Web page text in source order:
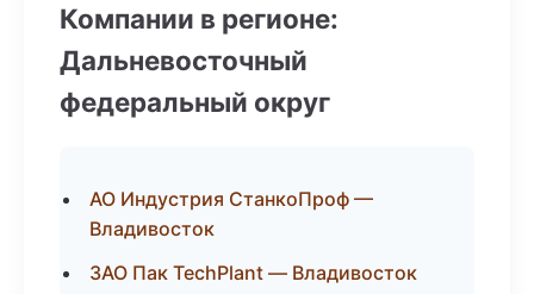
Компании в регионе:
Дальневосточный
федеральный округ
АО Индустрия СтанкоПроф —
Владивосток
ЗАО Пак TechPlant — Владивосток